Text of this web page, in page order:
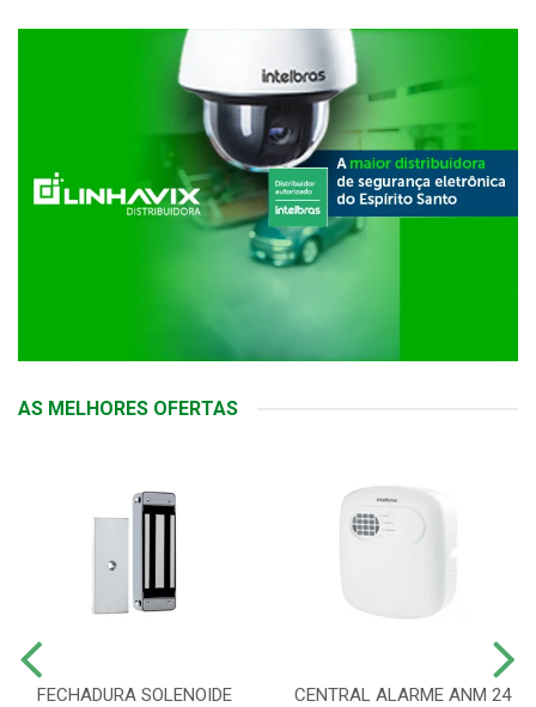
AS MELHORES OFERTAS
FECHADURA SOLENOIDE
CENTRAL ALARME ANM 24